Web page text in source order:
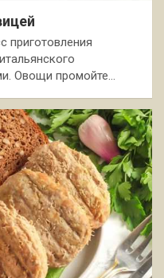
приготовления
Овощи промойте…